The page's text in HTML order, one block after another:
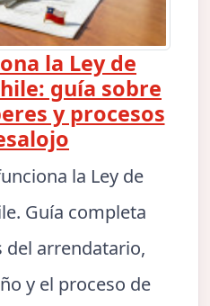
la Ley de
guía sobre
y procesos
la Ley de
Guía completa
del arrendatario,
y el proceso de